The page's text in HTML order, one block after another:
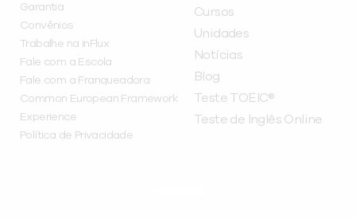
Garantia
Convênios
Trabalhe na inFlux
Fale com a Escola
Fale com a Franqueadora
Common European Framework
Experience
Política de Privacidade
Cursos
Unidades
Notícias
Blog
Teste TOEIC®
Teste de Inglês Online